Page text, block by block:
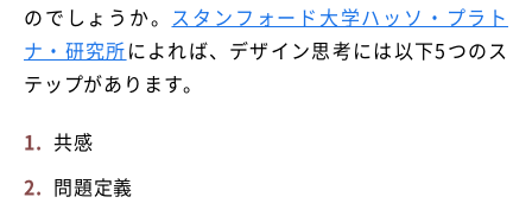
のでしょうか。 スタンフォード大学ハッソ・プラト
ナ・研究所によれば、デザイン思考には以下5つのス
テップがあります。
共感
問題定義